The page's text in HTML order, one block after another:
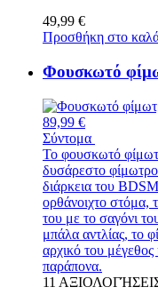
49,99 €
Προσθήκη στο
Φουσκωτό
89,99 €
Σύντομα
Το φουσκωτό
δυσάρεστο
διάρκεια του
ορθάνοιχτο στόμα,
του με το σαγόνι
μπάλα αντλίας, το
αρχικό του μέγεθος
παράπονα.
11